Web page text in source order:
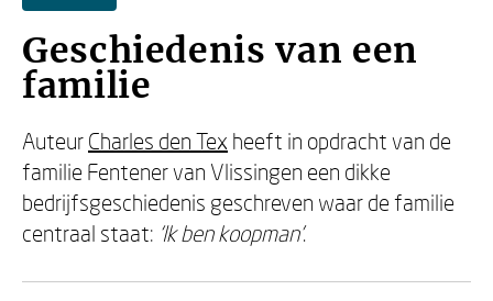
Geschiedenis van een
familie
Auteur Charles den Tex heeft in opdracht van de
familie Fentener van Vlissingen een dikke
bedrijfsgeschiedenis geschreven waar de familie
centraal staat: ‘Ik ben koopman’.